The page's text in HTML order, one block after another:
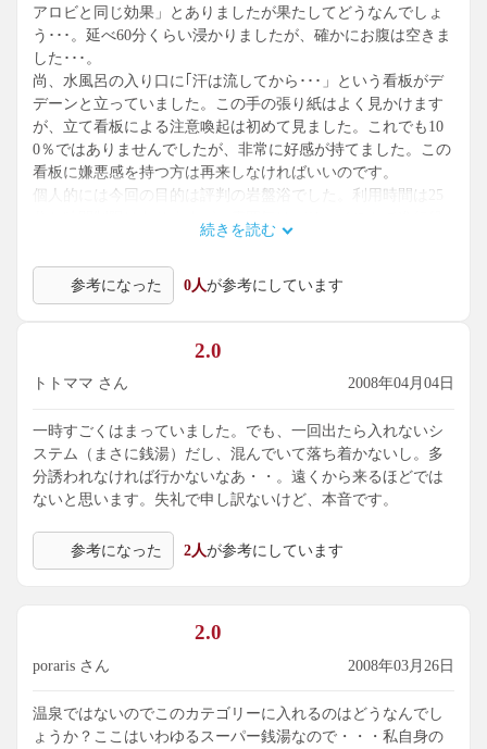
アロビと同じ効果」とありましたが果たしてどうなんでしょ
う･･･。延べ60分くらい浸かりましたが、確かにお腹は空きま
した･･･。
尚、水風呂の入り口に｢汗は流してから･･･」という看板がデ
デーンと立っていました。この手の張り紙はよく見かけます
が、立て看板による注意喚起は初めて見ました。これでも10
0％ではありませんでしたが、非常に好感が持てました。この
看板に嫌悪感を持つ方は再来しなければいいのです。
個人的には今回の目的は評判の岩盤浴でした。利用時間は25
分と時間制限はありますが、雰囲気はバリテイストで進行役
のアナウンスもよく久々に熟睡できました。ただ終わってみ
ると余りの心地よさに「もう少し･･･」というのが本音です。
雰囲気は他店をはるかに凌ぎますが、個人的には時間無制限
制を他店で経験した今、少々物足りなさを感じます。
由に出来ない事です（食事処へ出ると浴室への再入場は出来
ません）。低価格が故、回転率を重視する反面、私のように
続きを読む
参考になった 0人が参考にしています
2.0
トトママ さん 2008年04月04日
一時すごくはまっていました。でも、一回出たら入れないシ
ステム（まさに銭湯）だし、混んでいて落ち着かないし。多
分誘われなければ行かないなあ・・。遠くから来るほどでは
ないと思います。失礼で申し訳ないけど、本音です。
参考になった 2人が参考にしています
2.0
poraris さん 2008年03月26日
温泉ではないのでこのカテゴリーに入れるのはどうなんでし
ょうか？ここはいわゆるスーパー銭湯なので・・・私自身の